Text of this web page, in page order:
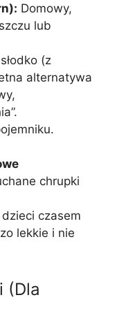
Domowy,
lub
(z
alternatywa
chrupki
czasem
lekkie i nie
(Dla